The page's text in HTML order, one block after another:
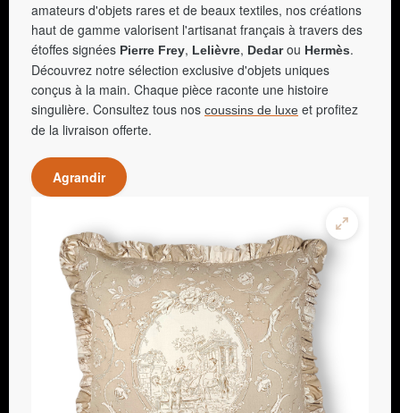
amateurs d'objets rares et de beaux textiles, nos créations
haut de gamme valorisent l'artisanat français à travers des
étoffes signées Pierre Frey, Lelièvre, Dedarou Hermès.
Découvrez notre sélection exclusive d'objets uniques
conçus à la main. Chaque pièce raconte une histoire
singulière. Consultez tous nos coussins de luxe et profitez
de la livraison offerte.
Agrandir